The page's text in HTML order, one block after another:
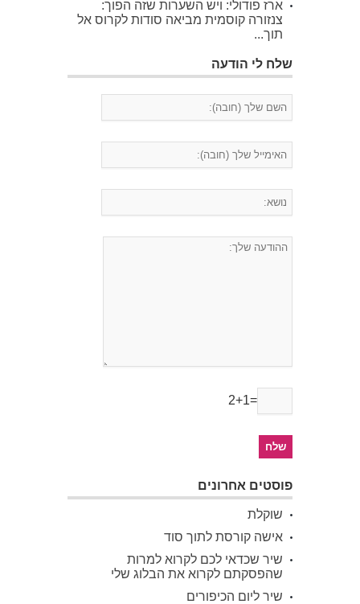
ארז פודולי: ויש השערות שזה הפוך:
צנזורה קוסמית מביאה סודות לקרוס אל
תוך...
שלח לי הודעה
2+1=
פוסטים אחרונים
שוקלת
אישה קורסת לתוך סוד
שיר שכדאי לכם לקרוא למרות
שהפסקתם לקרוא את הבלוג שלי
שיר ליום הכיפורים